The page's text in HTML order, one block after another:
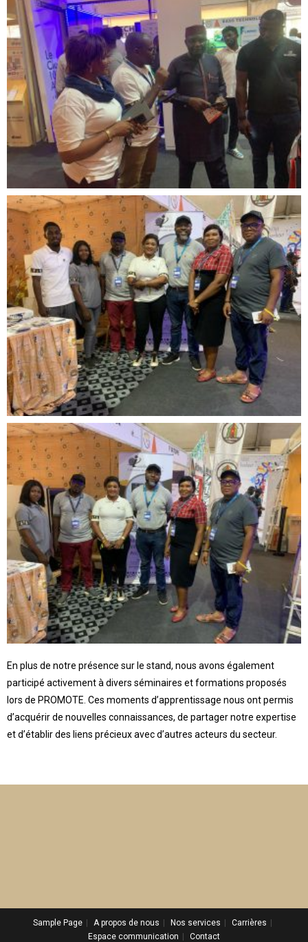
En plus de notre présence sur le stand, nous avons également
participé activement à divers séminaires et formations proposés
lors de PROMOTE. Ces moments d’apprentissage nous ont permis
d’acquérir de nouvelles connaissances, de partager notre expertise
et d’établir des liens précieux avec d’autres acteurs du secteur.
Sample Page A propos de nous Nos services
Carrières
Espace communication
Contact